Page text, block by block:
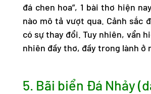
đá chen hoa”, 1 bài thơ hiện
nào mô tả vượt qua. Cảnh sắc
có sự thay đổi. Tuy nhiên, vẩn
nhiên đầy thơ, đầy trong lành ở
5. Bãi biển Đá Nhảy